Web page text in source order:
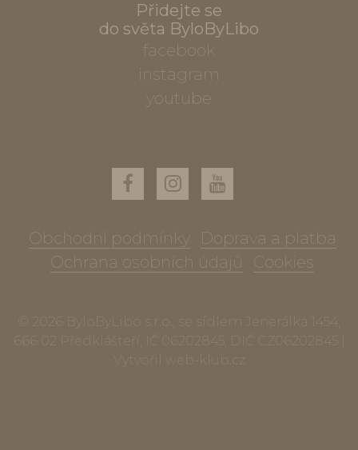
Přidejte se
do světa ByloByLibo
facebook
instagram
youtube
Obchodní podmínky
Doprava a platba
Ochrana osobních údajů
Cookies
© 2026 ByloByLibo s.r.o., se sídlem Jenerálka 1454,
666 02 Předklášteří, IČ 06202845, DIČ CZ06202845 |
Vytvořil